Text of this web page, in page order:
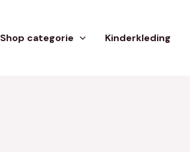
Shop categorie Kinderkleding